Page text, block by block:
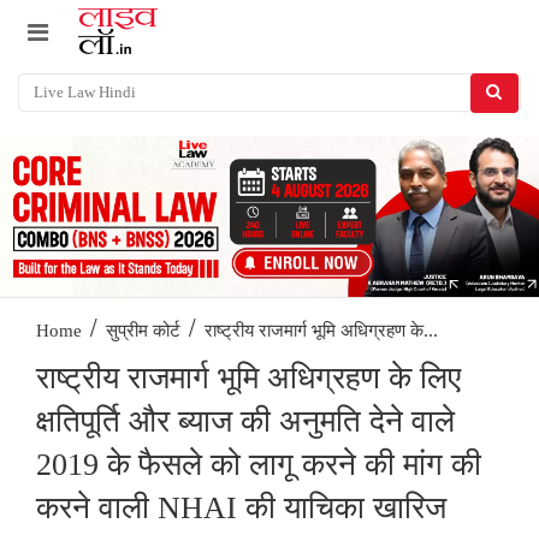
Home / सुप्रीम कोर्ट / राष्ट्रीय राजमार्ग भूमि अधिग्रहण के...
राष्ट्रीय राजमार्ग भूमि अधिग्रहण के लिए
क्षतिपूर्ति और ब्याज की अनुमति देने वाले
2019 के फैसले को लागू करने की मांग की
करने वाली NHAI की याचिका खारिज